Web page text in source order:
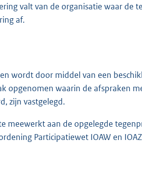
valt van de organisatie waar de
af.
wordt door middel van een
opgenomen waarin de afspraken
zijn vastgelegd.
meewerkt aan de opgelegde
Participatiewet IOAW en